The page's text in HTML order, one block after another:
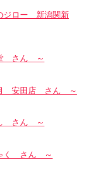
ジロー 新潟関新
堂 さん ～
月 安田店 さん ～
し さん ～
く さん ～